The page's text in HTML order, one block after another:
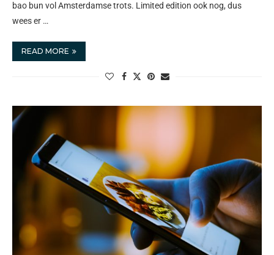
bao bun vol Amsterdamse trots. Limited edition ook nog, dus
wees er …
READ MORE